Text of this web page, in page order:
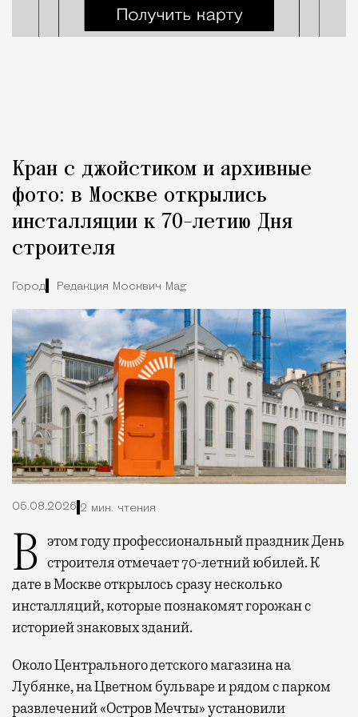
Кран с джойстиком и архивные
фото: в Москве открылись
инсталляции к 70-летию Дня
строителя
Город Редакция Москвич Mag
05.08.2026 2 мин. чтения
В этом году профессиональный праздник День строителя отмечает 70-летний юбилей. К
дате в Москве открылось сразу несколько
инсталляций, которые познакомят горожан с
историей знаковых зданий.
Около Центрального детского магазина на
Лубянке, на Цветном бульваре и рядом с парком
развлечений «Остров Мечты» установили